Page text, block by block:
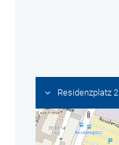
Residenzplatz 2